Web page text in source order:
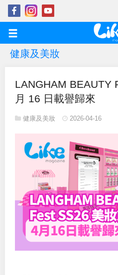
健康及美妝
LANGHAM BEAUTY
月 16 日載譽歸來
健康及美妝 2026-04-16